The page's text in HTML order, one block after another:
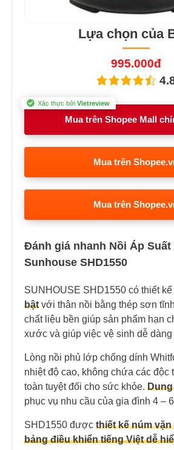
Lựa chọn của
995.000đ
Xác thực bởi Vietreview
Mua trên Shopee Mall
Mua trên
Mua trên
Đánh giá nhanh Nồi Áp
Sunhouse SHD1550
SUNHOUSE SHD1550 có thiết kế
bật với thân nồi bằng thép sơn
chất liệu bền giúp sản phẩm hạn
xước và giúp việc vệ sinh dễ
Lòng nồi phủ lớp chống dính
nhiệt độ cao, không chứa các độc
toàn tuyệt đối cho sức khỏe.
phục vụ nhu cầu của gia đình 4 –
SHD1550 được thiết kế núm
bảng điều khiển tiếng Việt dễ